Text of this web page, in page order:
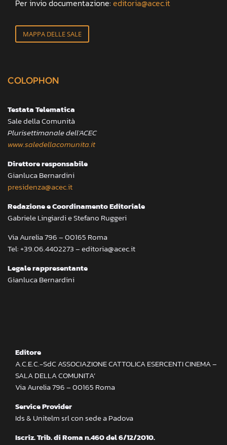
Per invio documentazione: editoria@acec.it
MAPPA DELLE SALE
COLOPHON
Testata Telematica
Sale della Comunità
Plurisettimanale dell’ACEC
www.saledellacomunita.it
Direttore responsabile
Gianluca Bernardini
presidenza@acec.it
Redazione e Coordinamento Editoriale
Gabriele Lingiardi e Stefano Ruggeri
Via Aurelia 796 – 00165 Roma
Tel: +39.06.4402273 – editoria@acec.it
Legale rappresentante
Gianluca Bernardini
Editore
A.C.E.C.-SdC ASSOCIAZIONE CATTOLICA ESERCENTI CINEMA –
SALA DELLA COMUNITA’
Via Aurelia 796 – 00165 Roma
Service Provider
Ids & Unitelm srl con sede a Padova
Iscriz. Trib. di Roma n.460 del 6/12/2010.